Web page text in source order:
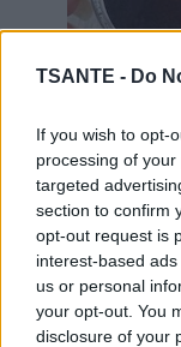
TSANTE - Do
If you wish to opt-
processing of
targeted
section to confirm
opt-out request is
interest-based
us or personal
your opt-out. You
disclosure of your
Il est vrai
grandes
surtout
l'alcool et le
dépendant
vous faites
jetant le